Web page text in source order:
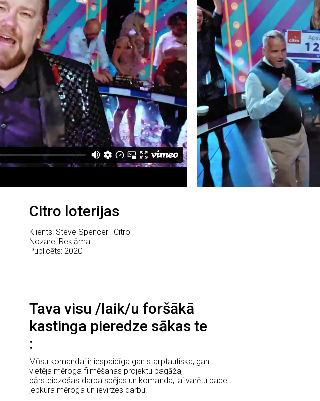
Citro loterijas
Klients: Steve Spencer | Citro
Nozare: Reklāma
Publicēts: 2020
Tava visu /laik/u foršākā
kastinga pieredze sākas te
Mūsu komandai ir iespaidīga gan starptautiska, gan
vietēja mēroga filmēšanas projektu bagāža,
pārsteidzošas darba spējas un komanda, lai varētu pacelt
jebkura mēroga un ievirzes darbu.